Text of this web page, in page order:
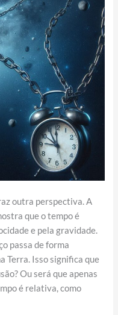
outra perspectiva. A
que o tempo é
e pela gravidade.
passa de forma
Terra. Isso significa que
Ou será que apenas
é relativa, como